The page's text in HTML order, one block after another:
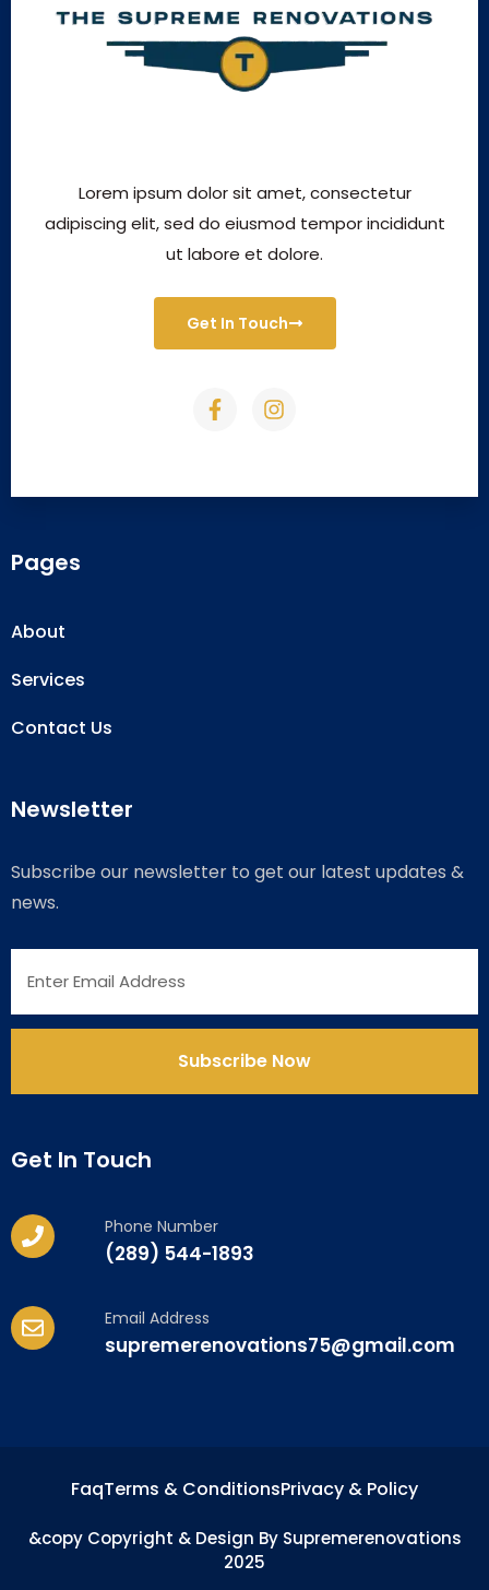
Lorem ipsum dolor sit amet, consectetur
adipiscing elit, sed do eiusmod tempor incididunt
ut labore et dolore.
Get In Touch
Pages
About
Services
Contact Us
Newsletter
Subscribe our newsletter to get our latest updates &
news.
Get In Touch
Phone Number
(289) 544-1893
Email Address
supremerenovations75@gmail.com
&copy Copyright & Design By Supremerenovations
2025
FaqTerms & ConditionsPrivacy & Policy